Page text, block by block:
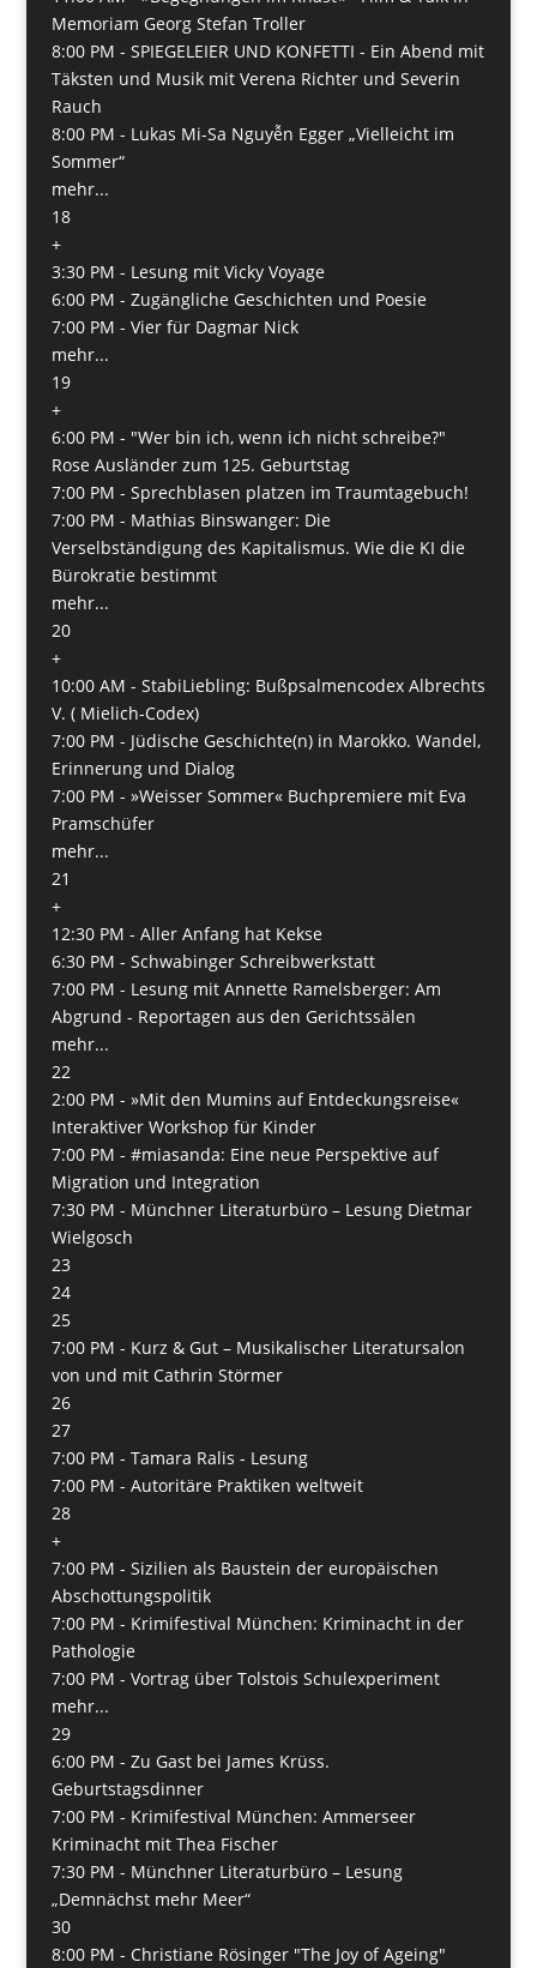
Memoriam Georg Stefan Troller
8:00 PM - SPIEGELEIER UND KONFETTI - Ein Abend mit
Täksten und Musik mit Verena Richter und Severin
Rauch
8:00 PM - Lukas Mi-Sa Nguyễn Egger „Vielleicht im
Sommer“
mehr...
18
+
3:30 PM - Lesung mit Vicky Voyage
6:00 PM - Zugängliche Geschichten und Poesie
7:00 PM - Vier für Dagmar Nick
mehr...
19
+
6:00 PM - "Wer bin ich, wenn ich nicht schreibe?"
Rose Ausländer zum 125. Geburtstag
7:00 PM - Sprechblasen platzen im Traumtagebuch!
7:00 PM - Mathias Binswanger: Die
Verselbständigung des Kapitalismus. Wie die KI die
Bürokratie bestimmt
mehr...
20
+
10:00 AM - StabiLiebling: Bußpsalmencodex Albrechts
V. ( Mielich-Codex)
7:00 PM - Jüdische Geschichte(n) in Marokko. Wandel,
Erinnerung und Dialog
7:00 PM - »Weisser Sommer« Buchpremiere mit Eva
Pramschüfer
mehr...
21
+
12:30 PM - Aller Anfang hat Kekse
6:30 PM - Schwabinger Schreibwerkstatt
7:00 PM - Lesung mit Annette Ramelsberger: Am
Abgrund - Reportagen aus den Gerichtssälen
mehr...
22
2:00 PM - »Mit den Mumins auf Entdeckungsreise«
Interaktiver Workshop für Kinder
7:00 PM - #miasanda: Eine neue Perspektive auf
Migration und Integration
7:30 PM - Münchner Literaturbüro – Lesung Dietmar
Wielgosch
23
24
25
7:00 PM - Kurz & Gut – Musikalischer Literatursalon
von und mit Cathrin Störmer
26
27
7:00 PM - Tamara Ralis - Lesung
7:00 PM - Autoritäre Praktiken weltweit
28
+
7:00 PM - Sizilien als Baustein der europäischen
Abschottungspolitik
7:00 PM - Krimifestival München: Kriminacht in der
Pathologie
7:00 PM - Vortrag über Tolstois Schulexperiment
mehr...
29
6:00 PM - Zu Gast bei James Krüss.
Geburtstagsdinner
7:00 PM - Krimifestival München: Ammerseer
Kriminacht mit Thea Fischer
7:30 PM - Münchner Literaturbüro – Lesung
„Demnächst mehr Meer“
30
8:00 PM - Christiane Rösinger "The Joy of Ageing"